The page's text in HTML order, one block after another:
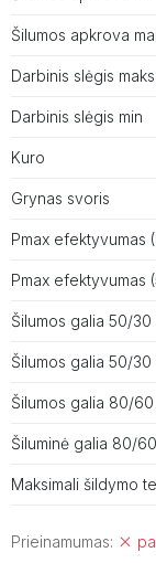
Šilumos apkrova
Darbinis slėgis maks
Darbinis slėgis min
Kuro
Grynas svoris
Pmax efektyvumas
Pmax efektyvumas
Šilumos galia 50/30
Šilumos galia 50/30
Šilumos galia 80/60
Šiluminė galia 80/
Maksimali šildymo
Prieinamumas: